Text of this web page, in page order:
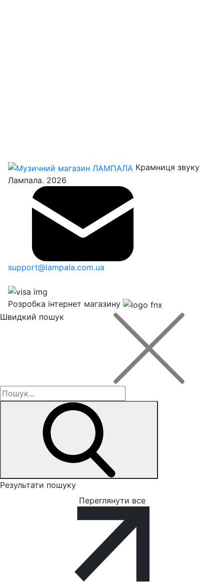
Крамниця звуку
Лампала. 2026
support@lampala.com.ua
Розробка інтернет магазину
Швидкий пошук
Результати пошуку
Переглянути все